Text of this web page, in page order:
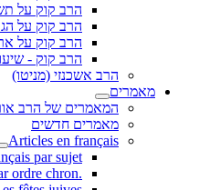
הרב קוק על
הרב קוק על
הרב קוק על
הרב קוק -
הרב אשכנזי (מניטו)
מאמרים
המאמרים של הרב
מאמרים חדשים
Articles en français
par sujet
.Articles en français - par ordre chron